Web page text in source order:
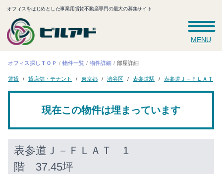
オフィスをはじめとした事業用賃貸不動産専門の最大の募集サイト
MENU
オフィス探しＴＯＰ 物件一覧 物件詳細 部屋詳細
賃貸 貸店舗・テナント 東京都 渋谷区 表参道駅 表参道Ｊ－ＦＬＡＴ
現在この物件は埋まっています
表参道Ｊ－ＦＬＡＴ 1
階 37.45坪